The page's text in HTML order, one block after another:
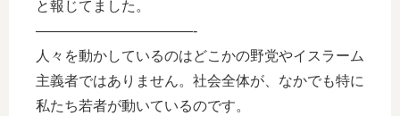
と報じてました。
———————————-
人々を動かしているのはどこかの野党やイスラーム
主義者ではありません。社会全体が、なかでも特に
私たち若者が動いているのです。